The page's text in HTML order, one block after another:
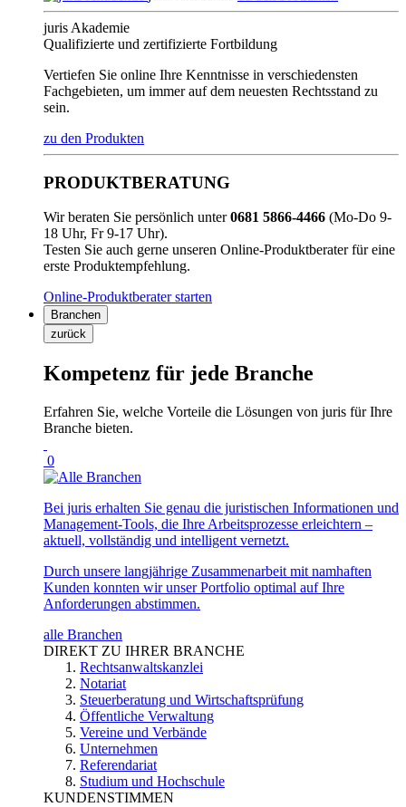
juris Akademie
Qualifizierte und zertifizierte Fortbildung
Vertiefen Sie online Ihre Kenntnisse in verschiedensten
Fachgebieten, um immer auf dem neuesten Rechtsstand zu
sein.
zu den Produkten
PRODUKTBERATUNG
Wir beraten Sie persönlich unter0681 5866-4466 (Mo-Do 9-
18 Uhr, Fr 9-17 Uhr).
Testen Sie auch gerne unseren Online-Produktberater für eine
erste Produktempfehlung.
Online-Produktberater starten
Branchen
zurück
Kompetenz für jede Branche
Erfahren Sie, welche Vorteile die Lösungen von juris für Ihre
Branche bieten.
0
Bei juris erhalten Sie genau die juristischen Informationen und
Management-Tools, die Ihre Arbeitsprozesse erleichtern –
aktuell, vollständig und intelligent vernetzt.
Durch unsere langjährige Zusammenarbeit mit namhaften
Kunden konnten wir unser Portfolio optimal auf Ihre
Anforderungen abstimmen.
alle Branchen
DIREKT ZU IHRER BRANCHE
Rechtsanwaltskanzlei
Notariat
Steuerberatung und Wirtschaftsprüfung
Öffentliche Verwaltung
Vereine und Verbände
Unternehmen
Referendariat
Studium und Hochschule
KUNDENSTIMMEN